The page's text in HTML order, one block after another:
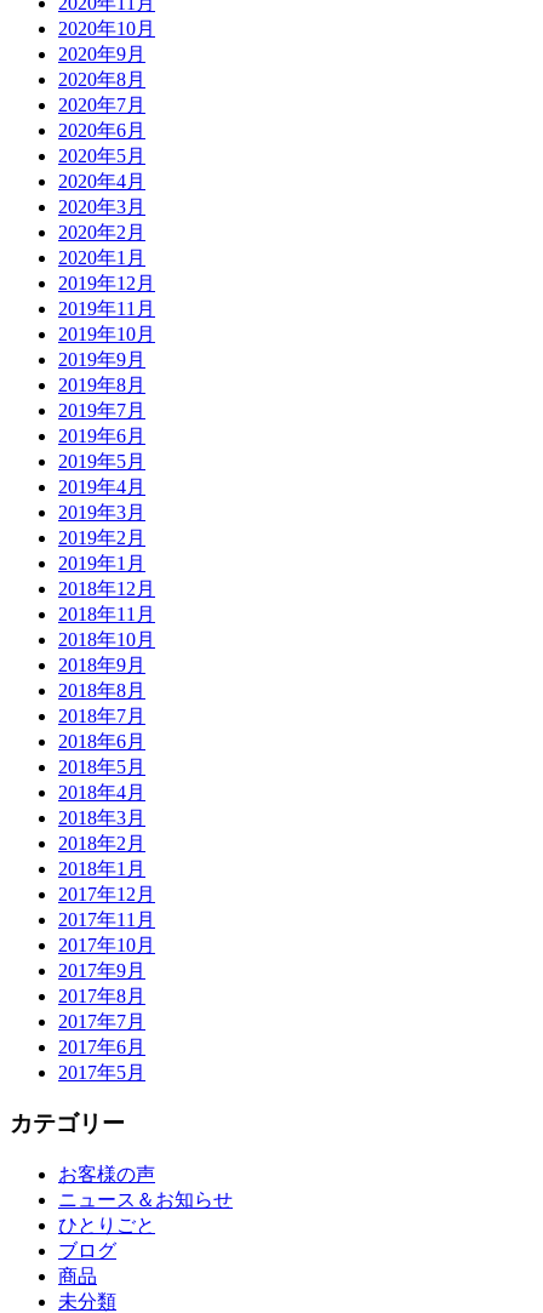
2020年10月
2020年9月
2020年8月
2020年7月
2020年6月
2020年5月
2020年4月
2020年3月
2020年2月
2020年1月
2019年12月
2019年11月
2019年10月
2019年9月
2019年8月
2019年7月
2019年6月
2019年5月
2019年4月
2019年3月
2019年2月
2019年1月
2018年12月
2018年11月
2018年10月
2018年9月
2018年8月
2018年7月
2018年6月
2018年5月
2018年4月
2018年3月
2018年2月
2018年1月
2017年12月
2017年11月
2017年10月
2017年9月
2017年8月
2017年7月
2017年6月
2017年5月
カテゴリー
お客様の声
ニュース＆お知らせ
ひとりごと
ブログ
商品
未分類